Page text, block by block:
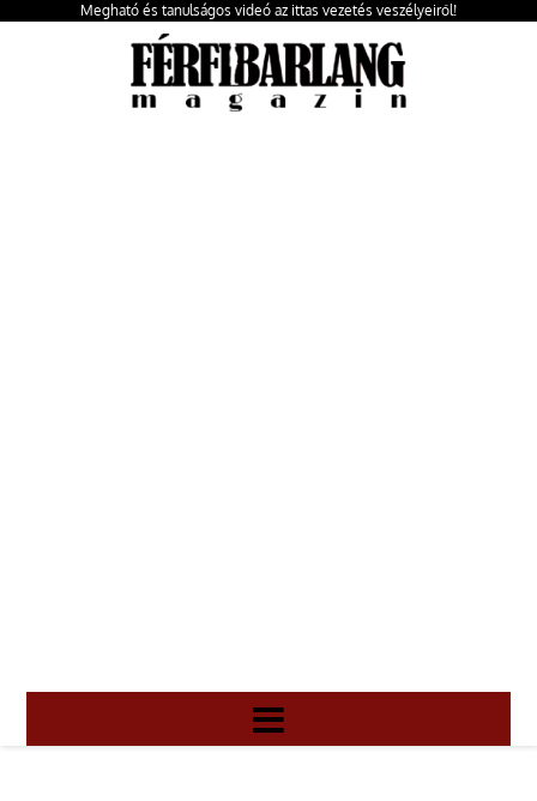
Megható és tanulságos videó az ittas vezetés veszélyeiről!